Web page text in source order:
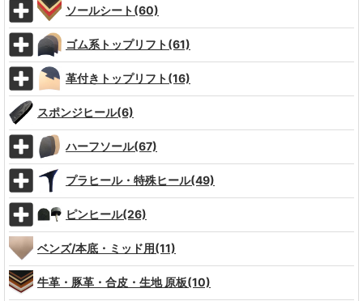
ソールシート(60)
ゴム系トップリフト(61)
革付きトップリフト(16)
スポンジヒール(6)
ハーフソール(67)
プラヒール・特殊ヒール(49)
ピンヒール(26)
ベンズ/本底・ミッド用(11)
牛革・豚革・合皮・生地 原板(10)